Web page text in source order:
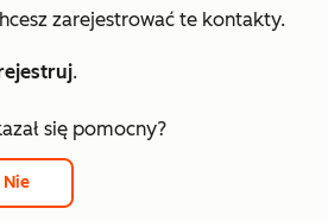
zarejestrować te kontakty.
.
się pomocny?
Nie